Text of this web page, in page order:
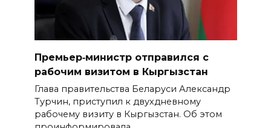
Премьер‑министр отправился с
рабочим визитом в Кыргызстан
Глава правительства Беларуси Александр
Турчин, приступил к двухдневному
рабочему визиту в Кыргызстан. Об этом